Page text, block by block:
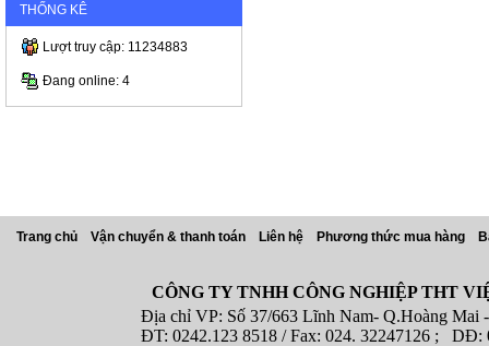
THỐNG KÊ
Lượt truy cập: 11234883
Đang online: 4
Trang chủ Vận chuyển & thanh toán Liên hệ Phương thức mua hàng
CÔNG TY TNHH CÔNG NGHIỆP THT
Địa chỉ VP: Số 37/663 Lĩnh Nam- Q.Hoàng Mai -
ĐT: 0242.123 8518 / Fax: 024. 32247126 ; DĐ: